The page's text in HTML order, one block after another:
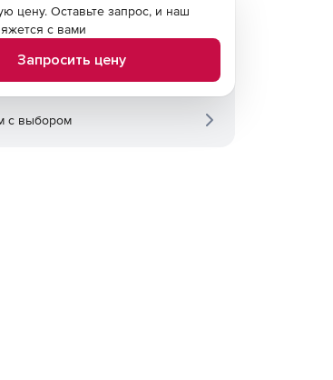
цену. Оставьте запрос, и наш
с вами
Запросить цену
с выбором